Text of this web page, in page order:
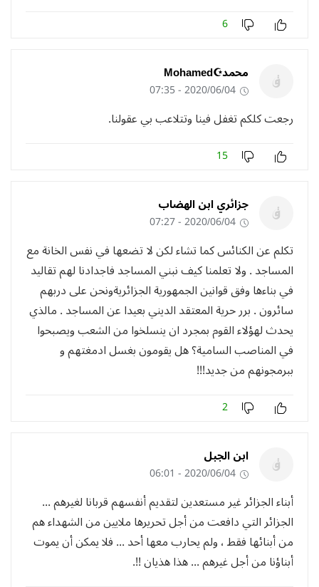
6
محمد☪Mohamed
2020/06/04 - 07:35
رجعت كلكم تغفل فينا وتتلاعب بي عقولنا.
15
جزائري ابن الهضاب
2020/06/04 - 07:27
تكلم عن الكنائس كما تشاء لكن لا تضعها في نفس الخانة مع
المساجد . ولا تعلمنا كيف نبني المساجد فاجدادنا لهم تقاليد
في بناءها وفق قوانين الجمهورية الجزائريةونحن على دربهم
سائرون . برر حرية المعتقد الديني بعيدا عن المساجد . مالذي
يحدث لهؤلاء القوم بمجرد ان ينسلخوا من الشعب ويصبحوا
في المناصب السامية؟ هل يقومون بغسل ادمغتهم و
ببرمجونهم من جديد!!!
2
ابن الجبل
2020/06/04 - 06:01
أبناء الجزائر غير مستعدين لتقديم أنفسهم قربانا لغيرهم ...
الجزائر التي دافعت من أجل تحريرها ملايين من الشهداء هم
من أبنائها فقط ، ولم يحارب معها أحد ... فلا يمكن أن يموت
أبناؤنا من أجل غيرهم ... هذا هذيان !!.